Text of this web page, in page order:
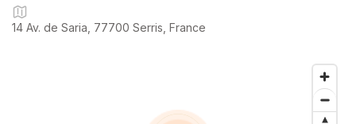
fiscaux).
🚀 Votre Agence Phygitale spécialisée dans l’intermédiation
14 Av. de Saria, 77700 Serris, France